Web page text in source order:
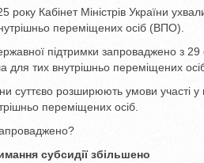
року Кабінет Міністрів України
переміщених осіб (ВПО).
підтримки запроваджено з
для тих внутрішньо переміщених
суттєво розширюють умови участі
переміщених осіб.
субсидії збільшено